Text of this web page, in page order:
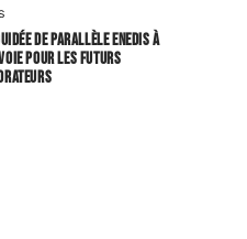
de Parallèle Enedis à
pour les futurs